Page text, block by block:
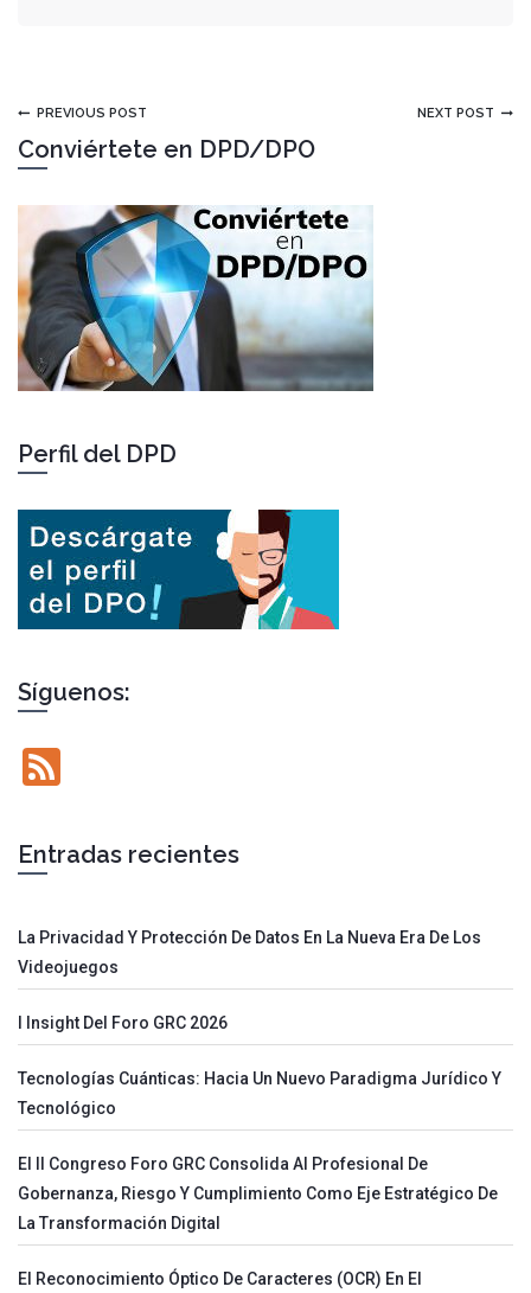
PREVIOUS POST NEXT POST
Conviértete en DPD/DPO
Perfil del DPD
Síguenos:
Entradas recientes
La Privacidad Y Protección De Datos En La Nueva Era De Los
Videojuegos
I Insight Del Foro GRC 2026
Tecnologías Cuánticas: Hacia Un Nuevo Paradigma Jurídico Y
Tecnológico
El II Congreso Foro GRC Consolida Al Profesional De
Gobernanza, Riesgo Y Cumplimiento Como Eje Estratégico De
La Transformación Digital
El Reconocimiento Óptico De Caracteres (OCR) En El